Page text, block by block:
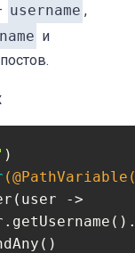
username ,
и
)
->